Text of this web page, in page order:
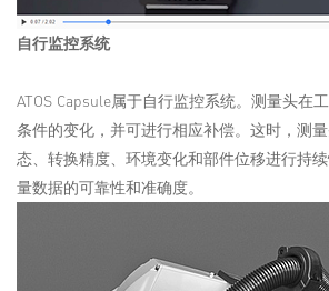
自行监控系统
ATOS Capsule属于自行监控系统。测量头在
条件的变化，并可进行相应补偿。这时，测
态、转换精度、环境变化和部件位移进行持
量数据的可靠性和准确度。